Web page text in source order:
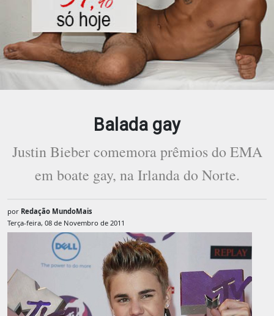
Balada gay
Justin Bieber comemora prêmios do EMA
em boate gay, na Irlanda do Norte.
por Redação MundoMais
Terça-feira, 08 de Novembro de 2011